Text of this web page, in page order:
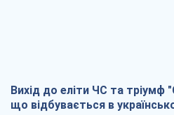
Вихід до еліти ЧС та тріумф
що відбувається в